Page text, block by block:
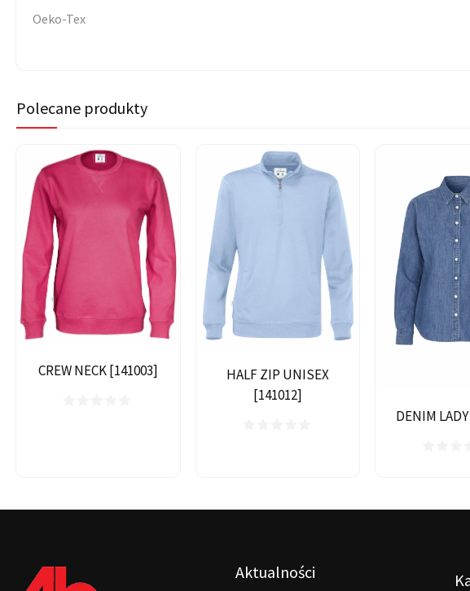
Oeko-Tex
Polecane produkty
CREW NECK [141003]
HALF ZIP UNISEX
[141012]
DENIM
Aktualności